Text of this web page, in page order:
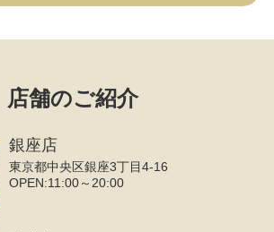
店舗のご紹介
銀座店
東京都中央区銀座3丁目4‐16
OPEN:11:00～20:00